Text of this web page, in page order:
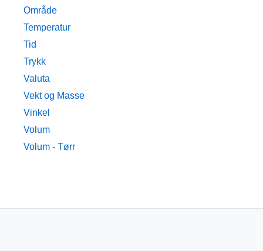
Område
Temperatur
Tid
Trykk
Valuta
Vekt og Masse
Vinkel
Volum
Volum - Tørr